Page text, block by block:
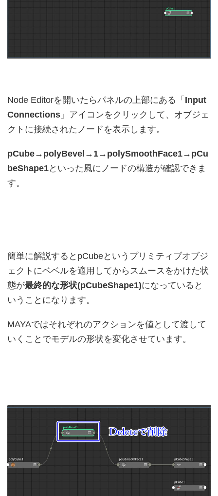
Node Editorを開いたらパネルの上部にある「 Input
Connections 」アイコンをクリックして、オブジェ
クトに接続されたノードを表示します。
pCube→polyBevel→1→polySmoothFace1→pCu
beShape1といった風にノードの構造が確認できま
す。
簡単に解説するとpCubeというプリミティブオブジ
ェクトにベベルを適用してからスムースをかけた状
態が最終的な形状(pCubeShape1)になっていると
いうことになります。
MAYAではそれぞれのアクションを値として渡して
いくことでモデルの形状を変化させています。